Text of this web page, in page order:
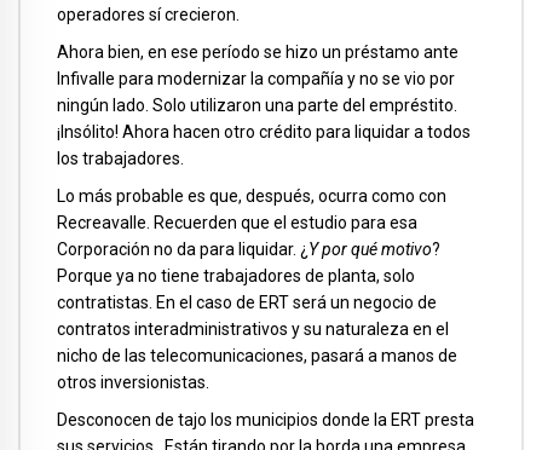
operadores sí crecieron.
Ahora bien, en ese período se hizo un préstamo ante
Infivalle para modernizar la compañía y no se vio por
ningún lado. Solo utilizaron una parte del empréstito.
¡Insólito! Ahora hacen otro crédito para liquidar a todos
los trabajadores.
Lo más probable es que, después, ocurra como con
Recreavalle. Recuerden que el estudio para esa
Corporación no da para liquidar. ¿ Y por qué motivo?
Porque ya no tiene trabajadores de planta, solo
contratistas. En el caso de ERT será un negocio de
contratos interadministrativos y su naturaleza en el
nicho de las telecomunicaciones, pasará a manos de
otros inversionistas.
Desconocen de tajo los municipios donde la ERT presta
sus servicios. Están tirando por la borda una empresa